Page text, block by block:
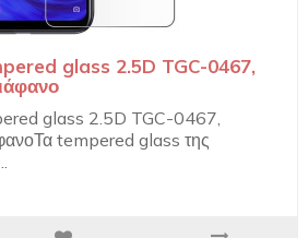
glass 2.5D TGC-0467,
glass 2.5D TGC-0467,
tempered glass της